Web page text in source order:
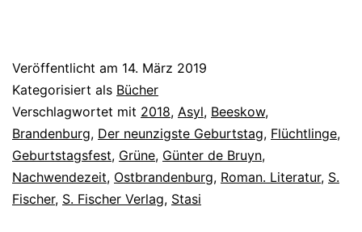
Veröffentlicht am 14. März 2019
Kategorisiert als Bücher
Verschlagwortet mit 2018, Asyl, Beeskow,
Brandenburg, Der neunzigste Geburtstag, Flüchtlinge,
Geburtstagsfest, Grüne, Günter de Bruyn,
Nachwendezeit, Ostbrandenburg, Roman. Literatur, S.
Fischer, S. Fischer Verlag, Stasi